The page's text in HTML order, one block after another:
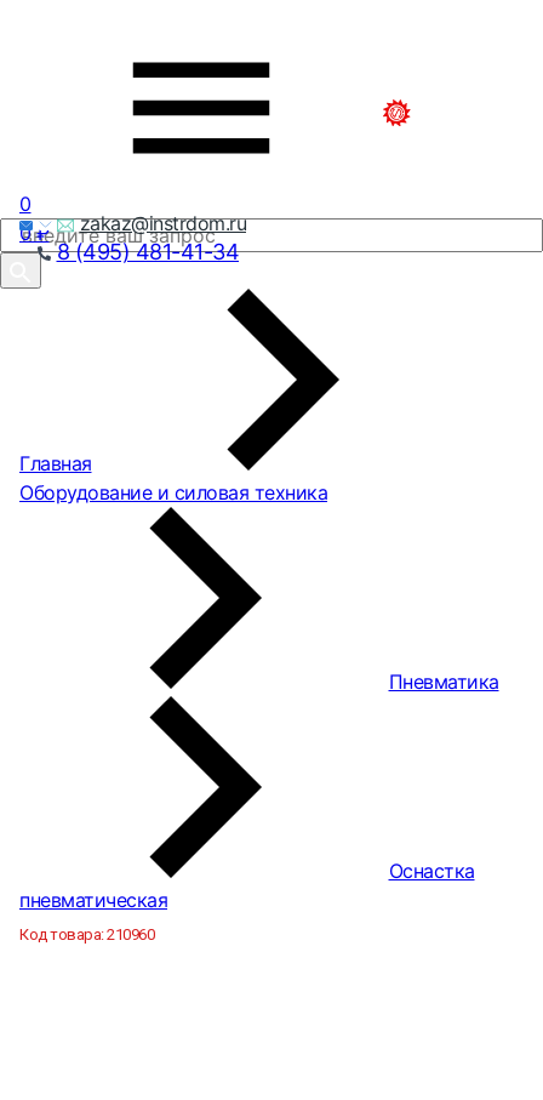
zakaz@instrdom.ru
8 (495) 481-41-34
0
0₽
Главная
Оборудование и силовая техника
Пневматика
Оснастка
пневматическая
Код товара:210960